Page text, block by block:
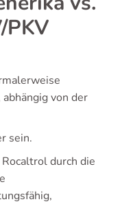
PKV
von der
sein.
durch die